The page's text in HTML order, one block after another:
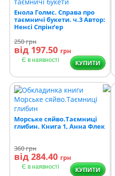
Енола Голмс. Справа про
таємничі букети. ч.3 Автор:
Ненсі Спрінґер
250грн
від 197.50 грн
Є в наявності КУПИТИ
Морське сяйво.Таємниці
глибин. Книга 1, Анна Флек
360грн
від 284.40 грн
Є в наявності КУПИТИ